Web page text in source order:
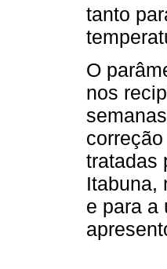
tanto
O
nos
tratadas
Itabuna,
e para a